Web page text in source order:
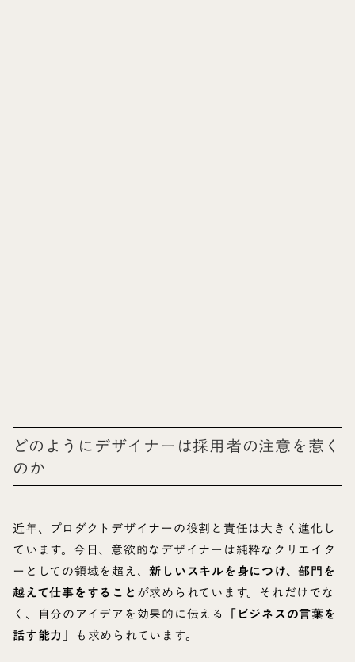
どのようにデザイナーは採用者の注意を惹く
のか
近年、プロダクトデザイナーの役割と責任は大きく進化し
ています。今日、意欲的なデザイナーは純粋なクリエイタ
ーとしての領域を超え、新しいスキルを身につけ、部門を
越えて仕事をすることが求められています。それだけでな
く、自分のアイデアを効果的に伝える 「ビジネスの言葉を
話す能力」 も求められています。